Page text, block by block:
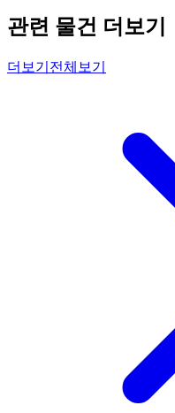
관련 물건 더보기
더보기 전체보기